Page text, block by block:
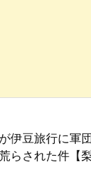
伊豆旅行に軍
らされた件【梨